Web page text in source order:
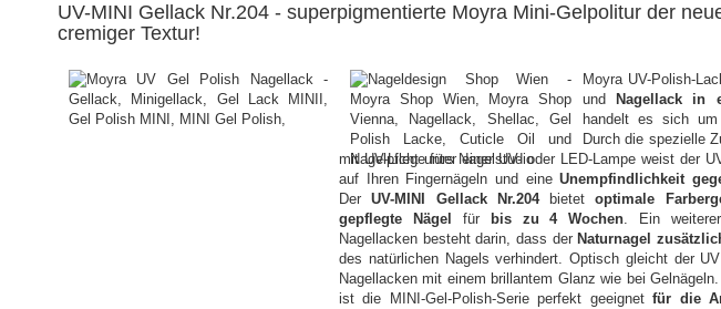
UV-MINI Gellack Nr.204 - superpigmentierte Moyra Mini-Gelpolitur der
cremiger Textur!
Moyra UV-Polish-
und
Nagellack in
handelt es sich
Durch die spezielle
mit UV-Licht unter einer UV- oder LED-Lampe weist der
auf Ihren Fingernägeln und eineUnempfindlichkeit
DerUV-MINI Gellack Nr.204bietetoptimale
gepflegte Nägel
für bis zu 4 Wochen. Ein
Nagellacken besteht darin, dass der Naturnagel
des natürlichen Nagels verhindert. Optisch gleicht der
Nagellacken mit einem brillantem Glanz wie bei Gelnägeln.
ist die MINI-Gel-Polish-Serie perfekt geeignetfür die